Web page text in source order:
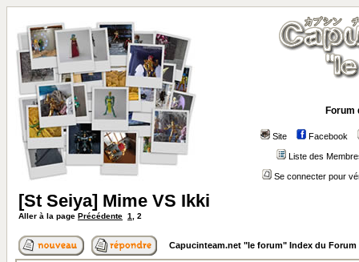
Forum
Site Facebook
Liste des
Se connecter pour
[St Seiya] Mime VS Ikki
Aller à la page Précédente 1 2
Capucinteam.net "le forum" Index du Forum